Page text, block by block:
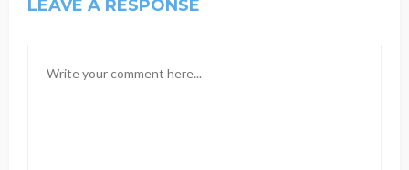
LEAVE A RESPONSE